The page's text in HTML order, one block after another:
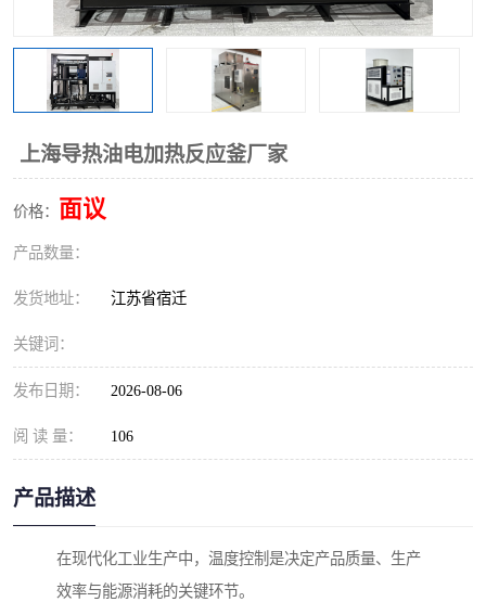
上海导热油电加热反应釜厂家
价格： 面议
产品数量：
发货地址： 江苏省宿迁
关键词：
发布日期： 2026-08-06
阅 读 量： 106
产品描述
在现代化工业生产中，温度控制是决定产品质量、生产
效率与能源消耗的关键环节。